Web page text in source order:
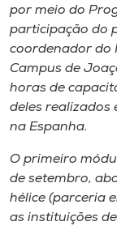
CPA
Biblioteca
Editora
Rádio
Museu
por meio do
participação do
coordenador do
Campus de
horas de
deles realizados
na Espanha.
O primeiro
de setembro,
hélice (parceria
as instituições